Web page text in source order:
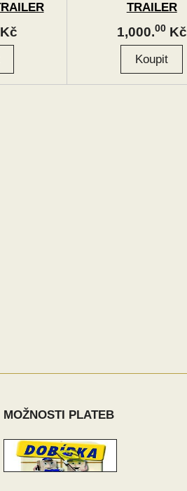
Kč
TRAILER
1,000.00Kč
MOŽNOSTI PLATEB